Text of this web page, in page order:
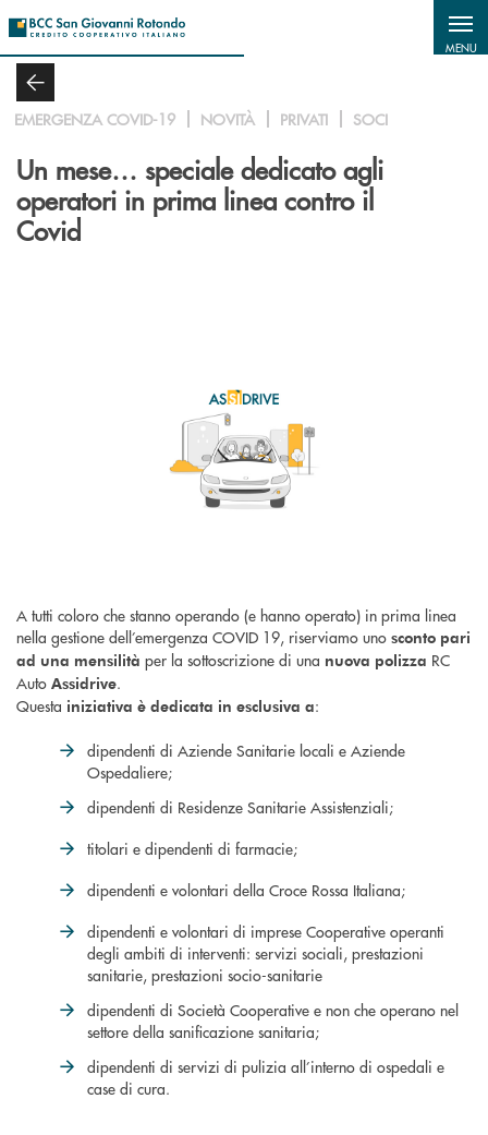
MENU
EMERGENZA COVID-19 NOVITÀ PRIVATI SOCI
Un mese… speciale dedicato agli
operatori in prima linea contro il
Covid
A tutti coloro che stanno operando (e hanno operato) in prima linea
nella gestione dell’emergenza COVID 19, riserviamo uno sconto pari
ad una mensilità per la sottoscrizione di una nuova polizza RC
Auto Assidrive.
Questa iniziativa è dedicata in esclusiva a:
dipendenti di Aziende Sanitarie locali e Aziende
Ospedaliere;
dipendenti di Residenze Sanitarie Assistenziali;
titolari e dipendenti di farmacie;
dipendenti e volontari della Croce Rossa Italiana;
dipendenti e volontari di imprese Cooperative operanti
degli ambiti di interventi: servizi sociali, prestazioni
sanitarie, prestazioni socio-sanitarie
dipendenti di Società Cooperative e non che operano nel
settore della sanificazione sanitaria;
dipendenti di servizi di pulizia all’interno di ospedali e
case di cura.